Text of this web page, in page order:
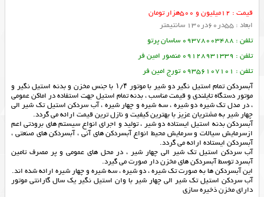
قیمت : 12میلیون و 500هزار تومان
ابعاد : 55در60در130 سانتیمتر
تلفن : 09378003488 ساسان پرتو
تلفن : 09128931339 منصور امین فر
تلفن : 09356107101 تورج امین فر
آبسردكن تمام استيل نگير دو شير با موتور ۱/۴ با جنس مخزن و بدنه استيل نگير و
موتور دستگاه تايلندي و قيمت مناسب ، بدنه تمام استیل جهت استفاده در اماکن عمومی
، در مدل تک شیره دو شیره ، سه شیره و چهار شیره ، آب سردكن استیل تك شیر الی
چهار شیر به مشتریان عزیز با بهترین کیفیت و نازل ترین قیمت ارائه می گردد.
آبسردکن بدنه استیل ایستاده دو شیر ، تولید و اجرای انواع سیستم های برودتی اعم
ازسرمایش سیالات و سرمایش محیط انواع آبسردکن های آنی ، آبسردکن های صنعتی ،
آبسردکن ایستاده ارائه می گردد.
آب سردكن استیل تك شیر الی چهار شیر ، در محل های عمومی و پر مصرف تامین
آبسرد توسط آبسردکن های مخزن دار صورت می گیرد.
این آبسردکن ها به صورت تک شیره ، دو شیره ، سه شیره و چهار شیره ارائه شده اند.
آب سردكن استيل تك شير الي چهار شير با وان استيل نگير يك سال گارانتی موتور
داراي مخزن ذخيره سازي